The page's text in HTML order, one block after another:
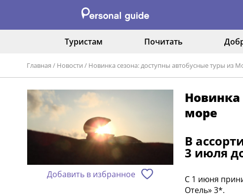
Туристам Почитать
Главная / Новости / Новинка сезона: доступны автобусные туры из
Добавить в избранное
Новинка
море
В
3 июля
С 1 июня
Отель» 3*.